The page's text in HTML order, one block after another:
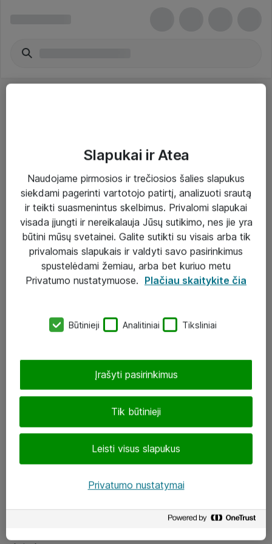
Paslaugos
Sprendimai
Įgyvendinti projektai
Atea ekspertų patarimai verslui
eShop@atea.lt
LinkedIn
Slapukai ir Atea
Naudojame pirmosios ir trečiosios šalies slapukus
siekdami pagerinti vartotojo patirtį, analizuoti srautą
ir teikti suasmenintus skelbimus. Privalomi slapukai
visada įjungti ir nereikalauja Jūsų sutikimo, nes jie yra
būtini mūsų svetainei. Galite sutikti su visais arba tik
privalomais slapukais ir valdyti savo pasirinkimus
spustelėdami žemiau, arba bet kuriuo metu
Privatumo nustatymuose. Plačiau skaitykite čia
Būtinieji Analitiniai Tiksliniai
Tik būtinieji
Leisti visus slapukus
Įrašyti pasirinkimus
Privatumo nustatymai